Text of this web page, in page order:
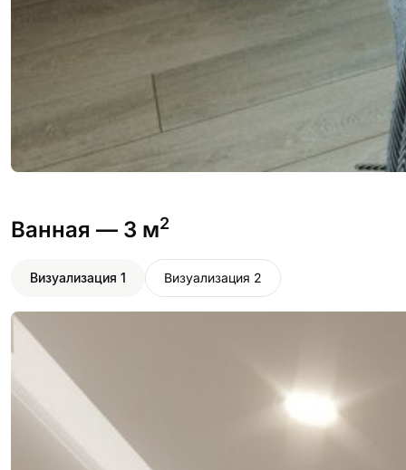
Ванная — 3 м2
Визуализация 1 Визуализация 2